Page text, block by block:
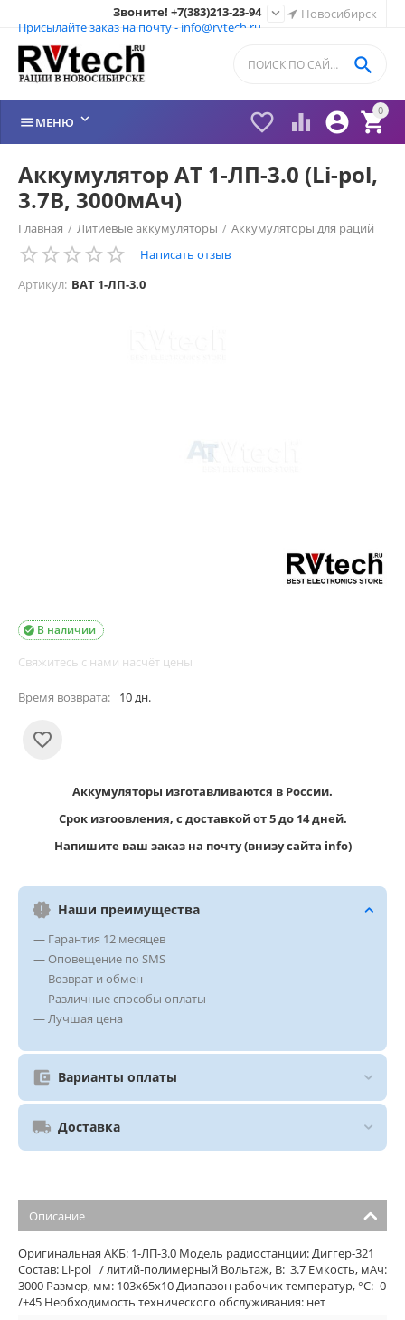
Новосибирск
Звоните! +7(383)213-23-94
Присылайте заказ на почту - info@rvtech.ru

0


 

МЕНЮ 
Аккумулятор AT 1-ЛП-3.0 (Li-pol,
3.7В, 3000мАч)
Главная / Литиевые аккумуляторы / Аккумуляторы для раций
/ ГРАНИТ
Написать отзыв
Артикул: BAT 1-ЛП-3.0
В наличии

Свяжитесь с нами насчёт цены
Время возврата: 10 дн.
Аккумуляторы изготавливаются в России.
Срок изгоовления, с доставкой от 5 до 14 дней.
Напишите ваш заказ на почту (внизу сайта info)
Наши преимущества
— Гарантия 12 месяцев
— Оповещение по SMS
— Возврат и обмен
— Различные способы оплаты
— Лучшая цена
Варианты оплаты
Доставка
Описание
Оригинальная АКБ: 1-ЛП-3.0 Модель радиостанции: Диггер-321
Состав: Li-pol / литий-полимерный Вольтаж, В: 3.7 Емкость, мАч:
3000 Размер, мм: 103х65х10 Диапазон рабочих температур, °С: -0
/+45 Необходимость технического обслуживания: нет